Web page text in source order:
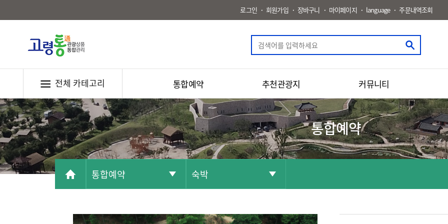
로그인 회원가입 장바구니 마이페이지 language 주문내역조회
전체 카테고리 통합예약 추천관광지 커뮤니티
통합예약
통합예약 숙박